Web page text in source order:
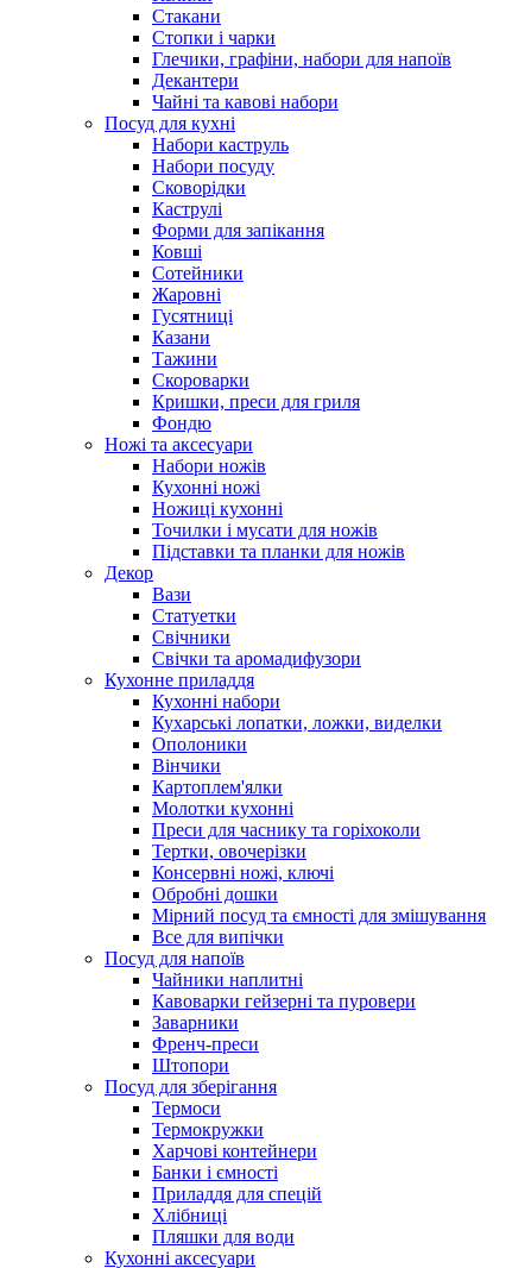
Стакани
Стопки і чарки
Глечики, графіни, набори для напоїв
Декантери
Чайні та кавові набори
Посуд для кухні
Набори каструль
Набори посуду
Сковорідки
Каструлі
Форми для запікання
Ковші
Сотейники
Жаровні
Гусятниці
Казани
Тажини
Скороварки
Кришки, преси для гриля
Фондю
Ножі та аксесуари
Набори ножів
Кухонні ножі
Ножиці кухонні
Точилки і мусати для ножів
Підставки та планки для ножів
Декор
Вази
Статуетки
Свічники
Свічки та аромадифузори
Кухонне приладдя
Кухонні набори
Кухарські лопатки, ложки, виделки
Ополоники
Вінчики
Картоплем'ялки
Молотки кухонні
Преси для часнику та горіхоколи
Тертки, овочерізки
Консервні ножі, ключі
Обробні дошки
Мірний посуд та ємності для змішування
Все для випічки
Посуд для напоїв
Чайники наплитні
Кавоварки гейзерні та пуровери
Заварники
Френч-преси
Штопори
Посуд для зберігання
Термоси
Термокружки
Харчові контейнери
Банки і ємності
Приладдя для спецій
Хлібниці
Пляшки для води
Кухонні аксесуари